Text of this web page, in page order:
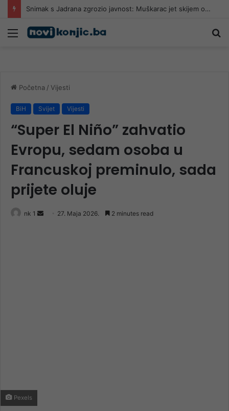
Snimak s Jadrana zgrozio javnost: Muškarac jet skijem ometao avione koji su gasili požar
Meni
Početna / Vijesti
BiH Svijet Vijesti
“Super El Niño” zahvatio
Evropu, sedam osoba u
Francuskoj preminulo, sada
prijete oluje
nk 1
Send 27. Maja 2026. 2 minutes read
Pexels